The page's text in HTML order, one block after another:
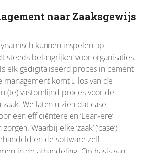
naar Zaaksgewijs
kunnen inspelen op
steeds belangrijker voor organisaties.
elk gedigitaliseerd proces in cement
management komt u los van de
(te) vastomlijnd proces voor de
We laten u zien dat case
een efficiëntere en ‘Lean-ere’
Waarbij elke ‘zaak’ (‘case’)
en de software zelf